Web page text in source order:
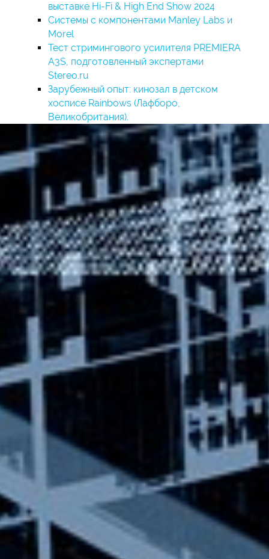
выставке Hi-Fi & High End Show 2024
Системы с компонентами Manley Labs и
Morel
Тест стримингового усилителя PREMIERA
A3S, подготовленный экспертами
Stereo.ru
Зарубежный опыт: кинозал в детском
хосписе Rainbows (Лафборо,
Великобритания).